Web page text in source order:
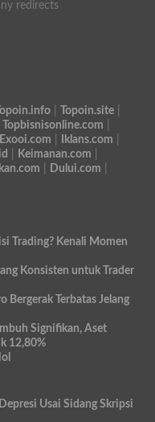
redirects
| Topoin.site|
Topbisnisonline.com
Exooi.com Iklans.com
Keimanan.com
Dului.com
Trading? Kenali Momen
Konsisten untuk Trader
Bergerak Terbatas Jelang
Signifikan, Aset
12,80%
Usai Sidang Skripsi